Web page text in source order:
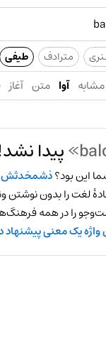
مترادف طیفی
مشابه آوا متن آغاز
پیدا
این بود؟ذشمخدثش
لغت را بدون نوشتن
را در همه
واژه یک معنی